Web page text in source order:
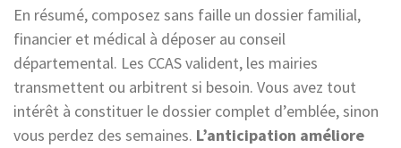
En résumé, composez sans faille un dossier familial,
financier et médical à déposer au conseil
départemental. Les CCAS valident, les mairies
transmettent ou arbitrent si besoin. Vous avez tout
intérêt à constituer le dossier complet d’emblée, sinon
vous perdez des semaines. L’anticipation améliore